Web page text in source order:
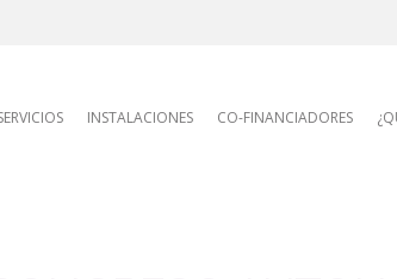
INSTALACIONES CO-FINANCIADORES